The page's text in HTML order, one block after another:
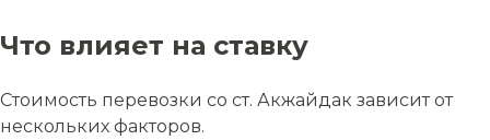
Что влияет на ставку
Стоимость перевозки со ст. Акжайдак зависит от
нескольких факторов.